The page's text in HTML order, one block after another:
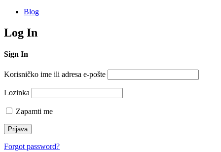
Blog
Log In
Sign In
Korisničko ime ili adresa e-pošte
Lozinka
Zapamti me
Forgot password?